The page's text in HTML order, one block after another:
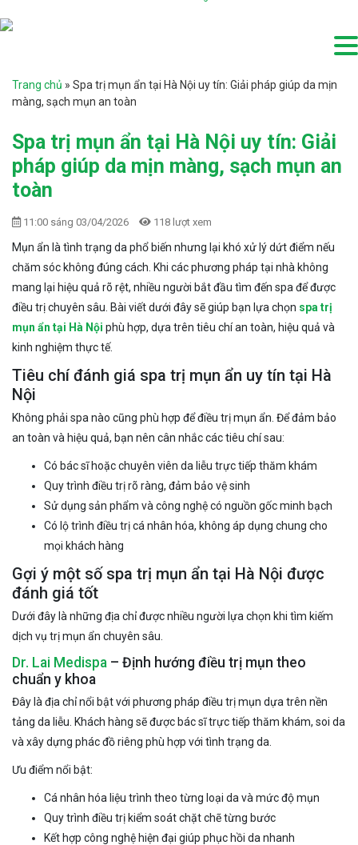
Trang chủ » Spa trị mụn ẩn tại Hà Nội uy tín: Giải pháp giúp da mịn
màng, sạch mụn an toàn
Spa trị mụn ẩn tại Hà Nội uy tín: Giải
pháp giúp da mịn màng, sạch mụn an
toàn
11:00 sáng 03/04/2026 118 lượt xem
Mụn ẩn là tình trạng da phổ biến nhưng lại khó xử lý dứt điểm nếu
chăm sóc không đúng cách. Khi các phương pháp tại nhà không
mang lại hiệu quả rõ rệt, nhiều người bắt đầu tìm đến spa để được
điều trị chuyên sâu. Bài viết dưới đây sẽ giúp bạn lựa chọn spa trị
mụn ẩn tại Hà Nội phù hợp, dựa trên tiêu chí an toàn, hiệu quả và
kinh nghiệm thực tế.
Tiêu chí đánh giá spa trị mụn ẩn uy tín tại Hà
Nội
Không phải spa nào cũng phù hợp để điều trị mụn ẩn. Để đảm bảo
an toàn và hiệu quả, bạn nên cân nhắc các tiêu chí sau:
Có bác sĩ hoặc chuyên viên da liễu trực tiếp thăm khám
Quy trình điều trị rõ ràng, đảm bảo vệ sinh
Sử dụng sản phẩm và công nghệ có nguồn gốc minh bạch
Có lộ trình điều trị cá nhân hóa, không áp dụng chung cho
mọi khách hàng
Gợi ý một số spa trị mụn ẩn tại Hà Nội được
đánh giá tốt
Dưới đây là những địa chỉ được nhiều người lựa chọn khi tìm kiếm
dịch vụ trị mụn ẩn chuyên sâu.
Dr. Lai Medispa – Định hướng điều trị mụn theo
chuẩn y khoa
Đây là địa chỉ nổi bật với phương pháp điều trị mụn dựa trên nền
tảng da liễu. Khách hàng sẽ được bác sĩ trực tiếp thăm khám, soi da
và xây dựng phác đồ riêng phù hợp với tình trạng da.
Ưu điểm nổi bật:
Cá nhân hóa liệu trình theo từng loại da và mức độ mụn
Quy trình điều trị kiểm soát chặt chẽ từng bước
Kết hợp công nghệ hiện đại giúp phục hồi da nhanh